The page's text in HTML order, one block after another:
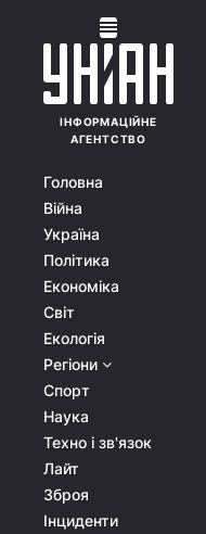
ІНФОРМАЦІЙНЕ
АГЕНТСТВО
Головна
Війна
Україна
Політика
Економіка
Світ
Екологія
Регіони
Спорт
Наука
Техно і зв'язок
Лайт
Зброя
Інциденти